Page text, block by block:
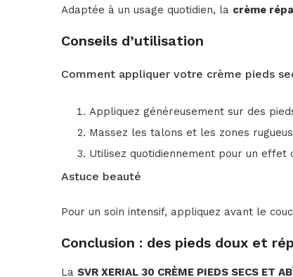
Adaptée à un usage quotidien, la crème
Conseils d’utilisation
Comment appliquer votre crème pieds
Appliquez généreusement sur des
Massez les talons et les zones
Utilisez quotidiennement pour un effet
Astuce beauté
Pour un soin intensif, appliquez avant le
Conclusion : des pieds doux et
La SVR XERIAL 30 CRÈME PIEDS SECS ET